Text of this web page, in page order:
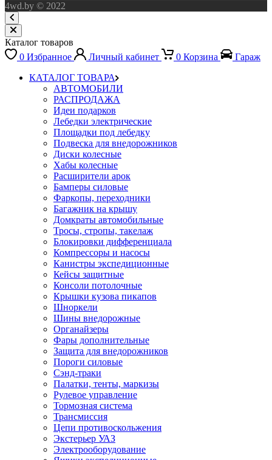
4wd.by © 2022
Каталог товаров
0 Избранное Личный кабинет 0 Корзина
Гараж
КАТАЛОГ ТОВАРА
АВТОМОБИЛИ
РАСПРОДАЖА
Идеи подарков
Лебедки электрические
Площадки под лебедку
Подвеска для внедорожников
Диски колесные
Хабы колесные
Расширители арок
Бамперы силовые
Фаркопы, переходники
Багажник на крышу
Домкраты автомобильные
Тросы, стропы, такелаж
Блокировки дифференциала
Компрессоры и насосы
Канистры экспедиционные
Кейсы защитные
Консоли потолочные
Крышки кузова пикапов
Шноркели
Шины внедорожные
Органайзеры
Фары дополнительные
Защита для внедорожников
Пороги силовые
Сэнд-траки
Палатки, тенты, маркизы
Рулевое управление
Тормозная система
Трансмиссия
Цепи противоскольжения
Экстерьер УАЗ
Электрооборудование